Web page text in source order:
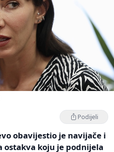
Podijeli
obavijestio je navijače i
ostakva koju je podnijela